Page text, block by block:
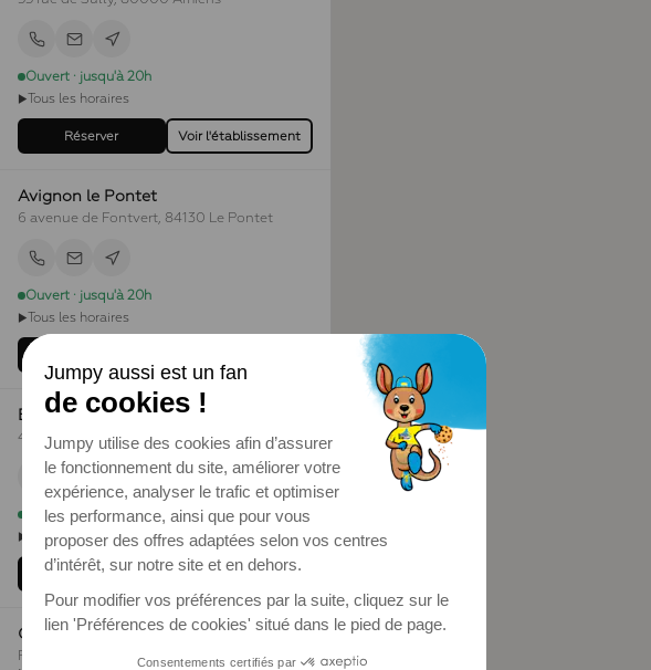
Ouvert · jusqu'à 20h
▶Tous les horaires
Réserver Voir l'établissement
Avignon le Pontet
6 avenue de Fontvert, 84130 Le Pontet
Ouvert · jusqu'à 20h
▶Tous les horaires
Bordeaux Mérignac
4 rue Archimède, 33700 Mérignac
Ouvert · jusqu'à 20h
▶ Tous les horaires
Réserver Voir l'établissement
Caen
Parc Evasion, Les Carandes, 14120